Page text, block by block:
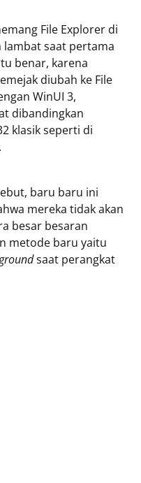
File Explorer di
lambat saat pertama
benar, karena
diubah ke File
WinUI 3,
dibandingkan
klasik seperti di
baru baru ini
mereka tidak akan
besar besaran
metode baru yaitu
saat perangkat